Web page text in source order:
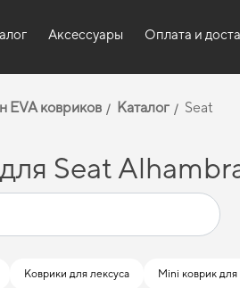
Аксессуары Оплата и
EVA ковриков Каталог Seat
Seat
Коврики для лексуса Mini коврик для